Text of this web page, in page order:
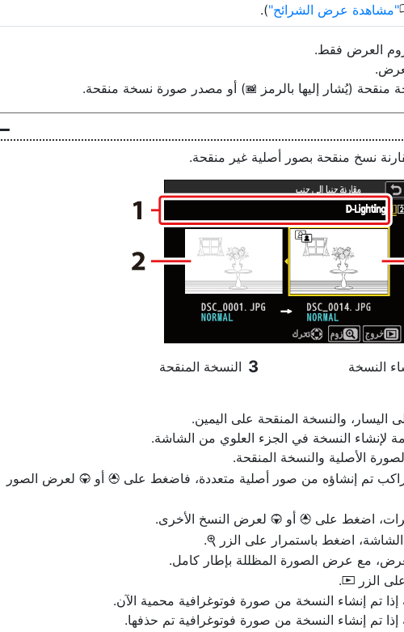
مشاهدة عرض الشرائح ).
زوم العرض فقط.
(يُشار إليها بالرمز p) أو مصدر صورة نسخة منقحة.
نسخ منقحة بصور أصلية غير منقحة.
النسخة
النسخة المنقحة
والنسخة المنقحة على اليمين.
لإنشاء النسخة في الجزء العلوي من الشاشة.
الأصلية والنسخة المنقحة.
تم إنشاؤه من صور أصلية متعددة، فاضغط على 1 أو 3 لعرض الصور
اضغط على 1 أو 3 لعرض النسخ الأخرى.
اضغط باستمرار على الزر
X
.
مع عرض الصورة المظللة بإطار كامل.
الزر
K
.
تم إنشاء النسخة من صورة فوتوغرافية محمية الآن.
تم إنشاء النسخة من صورة فوتوغرافية تم حذفها.